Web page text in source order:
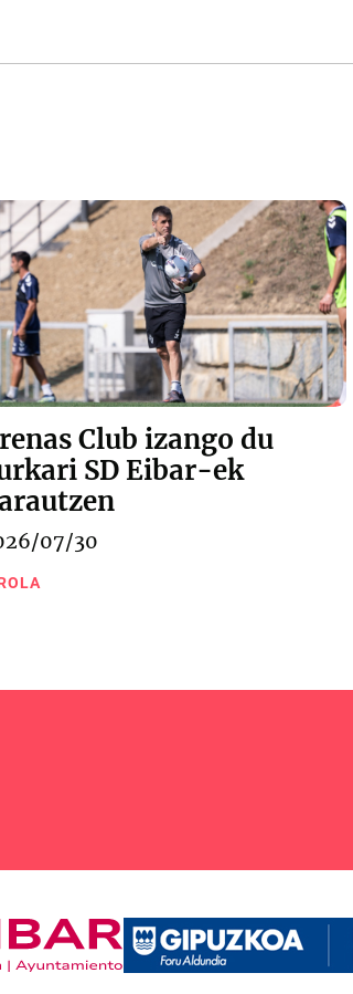
Club izango du
SD Eibar-ek
07/30